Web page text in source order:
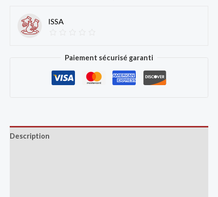
ISSA
Paiement sécurisé garanti
Description